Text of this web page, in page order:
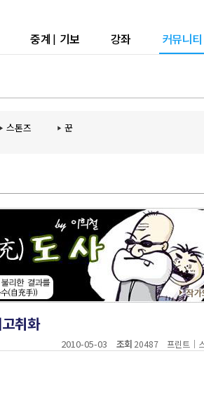
중계 | 기보 강좌 커뮤니티
스톤즈 꾼
취화
2010-05-03 조회 20487 프린트 ｜